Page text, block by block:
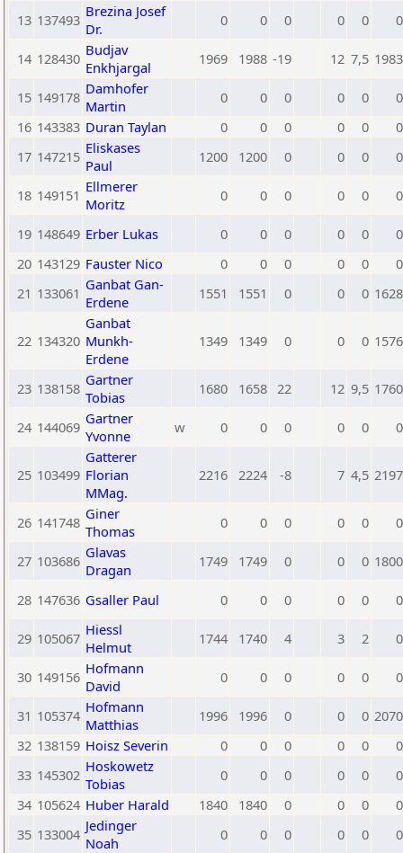
13 137493 Brezina Josef
Dr.
0 0 0 0 0 0
14 128430 Budjav
Enkhjargal
1969 1988 -19 12 7,5 1983
15 149178 Damhofer
Martin
0 0 0 0 0
0
16 143383 Duran Taylan 0 0 0 0 0
0
17 147215 Eliskases
Paul
1200 1200 0 0 0 0
18 149151 Ellmerer
Moritz
0 0 0 0 0 0
19 148649 Erber Lukas 0 0 0 0 0
0
20 143129 Fauster Nico 0 0 0 0 0
0
21 133061 Ganbat Gan-
Erdene
1551 1551 0 0 0 1628
22 134320
Ganbat
Munkh-
Erdene
1349 1349 0 0 0 1576
23 138158 Gartner
Tobias
1680 1658 22 12 9,5 1760
24 144069 Gartner
Yvonne
w 0 0 0 0 0 0
25 103499
Gatterer
Florian
MMag.
2216 2224 -8 7 4,5 2197
26 141748 Giner
Thomas
0 0 0 0 0 0
27 103686 Glavas
Dragan
1749 1749 0 0 0 1800
28 147636 Gsaller Paul 0 0 0 0 0 0
29 105067 Hiessl
Helmut
1744 1740 4 3 2 0
30 149156 Hofmann
David
0 0 0 0 0 0
31 105374 Hofmann
Matthias
1996 1996 0 0 0 2070
32 138159 Hoisz Severin 0 0 0 0 0
0
33 145302 Hoskowetz
Tobias
0 0 0 0 0
0
34 105624 Huber Harald 1840 1840 0 0 0
0
35 133004 Jedinger
Noah
0 0 0 0 0 0